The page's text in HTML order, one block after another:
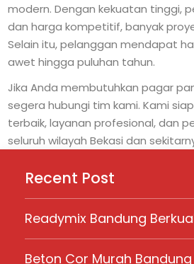
modern. Dengan kekuatan tinggi,
dan harga kompetitif, banyak
Selain itu, pelanggan mendapat
awet hingga puluhan tahun.
Jika Anda membutuhkan pagar
segera hubungi tim kami. Kami
terbaik, layanan profesional, dan
seluruh wilayah Bekasi dan
Recent Post
Readymix Bandung
Beton Cor Murah